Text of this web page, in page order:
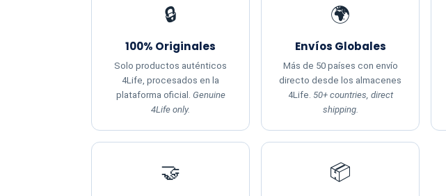
🔒
100% Originales
Solo productos auténticos
4Life, procesados en la
plataforma oficial. Genuine
4Life only.
🌍
Envíos Globales
Más de 50 países con envío
directo desde los almacenes
4Life. 50+ countries, direct
shipping.
🤝 📦